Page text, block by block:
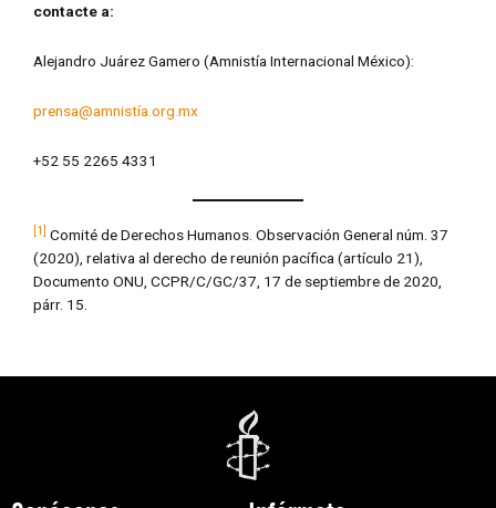
contacte a:
Alejandro Juárez Gamero (Amnistía Internacional México):
prensa@amnistía.org.mx
+52 55 2265 4331
[1]
Comité de Derechos Humanos. Observación General núm. 37
(2020), relativa al derecho de reunión pacífica (artículo 21),
Documento ONU, CCPR/C/GC/37, 17 de septiembre de 2020,
párr. 15.